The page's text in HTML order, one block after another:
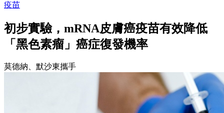
疫苗
初步實驗，mRNA皮膚癌疫苗有效降低
「黑色素瘤」癌症復發機率
莫德納、默沙東攜手